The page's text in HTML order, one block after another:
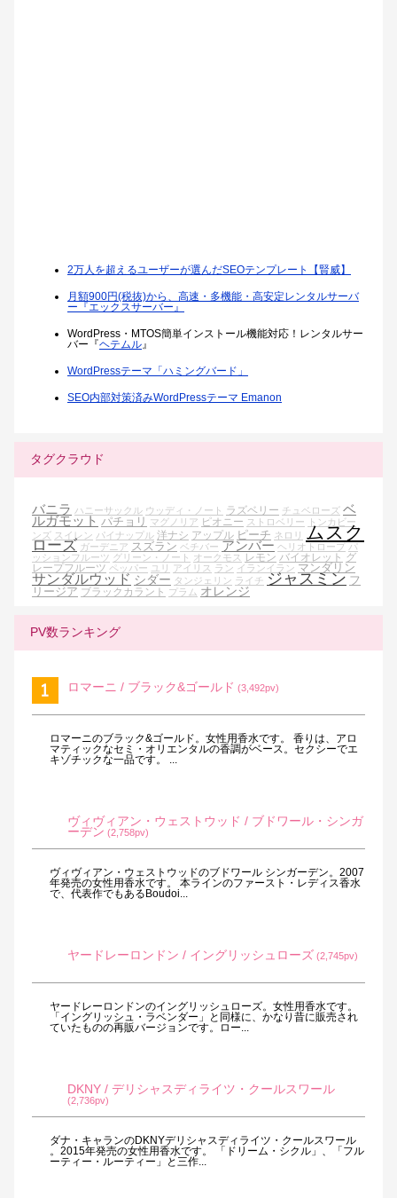
2万人を超えるユーザーが選んだSEOテンプレート【賢威】
月額900円(税抜)から、高速・多機能・高安定レンタルサーバ
ー『エックスサーバー』
WordPress・MTOS簡単インストール機能対応！レンタルサー
バー『ヘテムル』
WordPressテーマ「ハミングバード」
SEO内部対策済みWordPressテーマ Emanon
タグクラウド
バニラ ハニーサックル ウッディ・ノート ラズベリー チュベローズ ベ
ルガモット パチョリ マグノリア ピオニー ストロベリー
トンカビー
ンズ スイレン パイナップル 洋ナシ アップル ピーチ ネロリ ムスク
ローズ ガーデニア スズラン ベチバー アンバー ヘリオトロープ パ
ッションフルーツ グリーン・ノート オークモス レモン バイオレット
グ
レープフルーツ ペッパー ユリ アイリス ラン イランイラン マンダリン
サンダルウッド シダー タンジェリン ライチ ジャスミン フ
リージア ブラックカラント プラム オレンジ
PV数ランキング
ロマーニ / ブラック&ゴールド (3,492pv)
ロマーニのブラック&ゴールド。女性用香水です。 香りは、アロ
マティックなセミ・オリエンタルの香調がベース。セクシーでエ
キゾチックな一品です。 ...
ヴィヴィアン・ウェストウッド / ブドワール・シンガ
ーデン (2,758pv)
ヴィヴィアン・ウェストウッドのブドワール シンガーデン。2007
年発売の女性用香水です。 本ラインのファースト・レディス香水
で、代表作でもあるBoudoi...
ヤードレーロンドン / イングリッシュローズ (2,745pv)
ヤードレーロンドンのイングリッシュローズ。女性用香水です。
「イングリッシュ・ラベンダー」と同様に、かなり昔に販売され
ていたものの再販バージョンです。ロー...
DKNY / デリシャスディライツ・クールスワール
(2,736pv)
ダナ・キャランのDKNYデリシャスディライツ・クールスワール
。2015年発売の女性用香水です。 「ドリーム・シクル」、「フル
ーティー・ルーティー」と三作...